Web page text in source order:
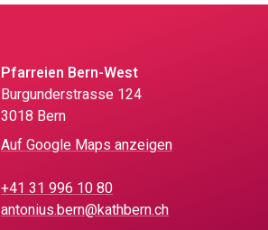
Pfarreien Bern-West
Burgunderstrasse 124
3018 Bern
Auf Google Maps anzeigen
+41 31 996 10 80
antonius.bern@kathbern.ch